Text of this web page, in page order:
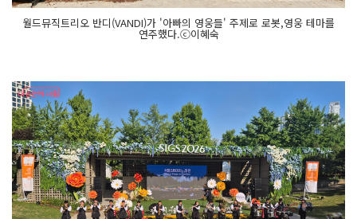
월드뮤직트리오 반디(VANDI)가 '아빠의 영웅들' 주제로 로봇,영웅 테마를
연주했다.ⓒ이혜숙